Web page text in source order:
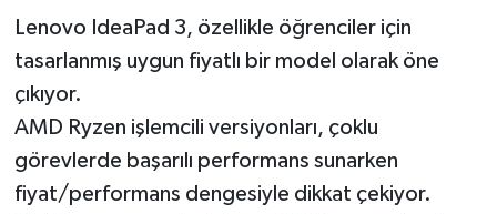
Lenovo IdeaPad 3, özellikle öğrenciler için
tasarlanmış uygun fiyatlı bir model olarak öne
çıkıyor.
AMD Ryzen işlemcili versiyonları, çoklu
görevlerde başarılı performans sunarken
fiyat/performans dengesiyle dikkat çekiyor.